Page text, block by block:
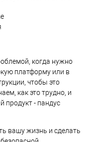
когда нужно
платформу или в
чтобы это
как это трудно, и
продукт - пандус
вашу жизнь и сделать